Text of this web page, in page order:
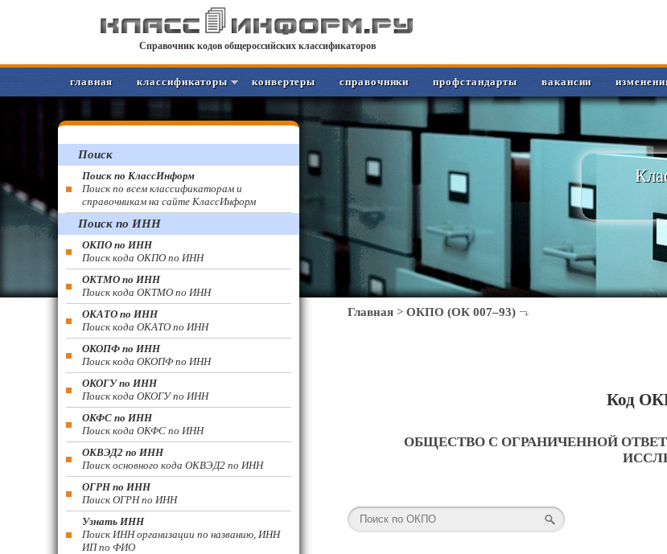
Справочник кодов общероссийских классификаторов
главная классификаторы конвертеры справочники профстандарты вакансии
Главная > ОКПО (ОК 007–93)
Код
ОБЩЕСТВО С ОГРАНИЧЕННОЙ
Поиск
Поиск по КлассИнформ
Поиск по всем классификаторам и
справочникам на сайте КлассИнформ
Поиск по ИНН
ОКПО по ИНН
Поиск кода ОКПО по ИНН
ОКТМО по ИНН
Поиск кода ОКТМО по ИНН
ОКАТО по ИНН
Поиск кода ОКАТО по ИНН
ОКОПФ по ИНН
Поиск кода ОКОПФ по ИНН
ОКОГУ по ИНН
Поиск кода ОКОГУ по ИНН
ОКФС по ИНН
Поиск кода ОКФС по ИНН
ОКВЭД2 по ИНН
Поиск основного кода ОКВЭД2 по ИНН
ОГРН по ИНН
Поиск ОГРН по ИНН
Узнать ИНН
Поиск ИНН организации по названию, ИНН
ИП по ФИО